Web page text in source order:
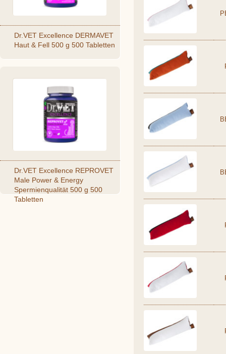
Dr.VET Excellence DERMAVET
Haut & Fell 500 g 500 Tabletten
Dr.VET Excellence REPROVET
Male Power & Energy
Spermienqualität 500 g 500
Tabletten